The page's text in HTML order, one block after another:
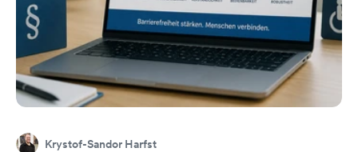
Krystof-Sandor Harfst